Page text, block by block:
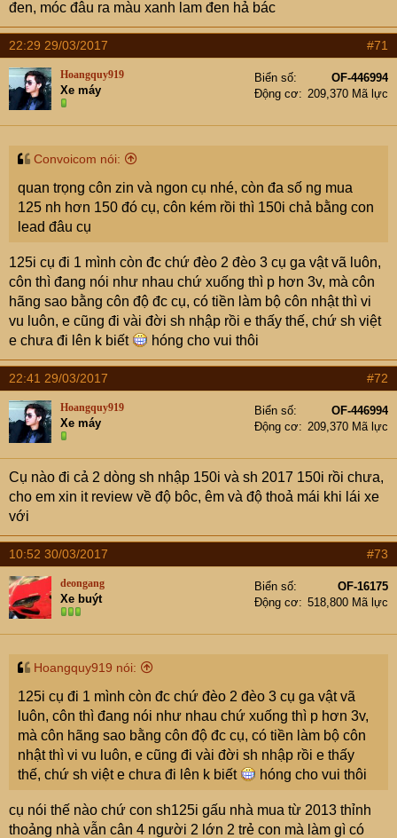
đen, móc đâu ra màu xanh lam đen hả bác
22:29 29/03/2017 #71
Hoangquy919
Xe máy
Biển số
OF-446994
Động cơ
209,370 Mã lực
Convoicom nói:
quan trọng côn zin và ngon cụ nhé, còn đa số ng mua
125 nh hơn 150 đó cụ, côn kém rồi thì 150i chả bằng con
lead đâu cụ
125i cụ đi 1 mình còn đc chứ đèo 2 đèo 3 cụ ga vật vã luôn,
côn thì đang nói như nhau chứ xuống thì p hơn 3v, mà côn
hãng sao bằng côn độ đc cụ, có tiền làm bộ côn nhật thì vi
vu luôn, e cũng đi vài đời sh nhập rồi e thấy thế, chứ sh việt
e chưa đi lên k biết
hóng cho vui thôi
22:41 29/03/2017 #72
Hoangquy919
Xe máy
Biển số
OF-446994
Động cơ
209,370 Mã lực
Cụ nào đi cả 2 dòng sh nhập 150i và sh 2017 150i rồi chưa,
cho em xin it review về độ bôc, êm và độ thoả mái khi lái xe
với
10:52 30/03/2017 #73
deongang
Xe buýt
Biển số
OF-16175
Động cơ
518,800 Mã lực
Hoangquy919 nói:
125i cụ đi 1 mình còn đc chứ đèo 2 đèo 3 cụ ga vật vã
luôn, côn thì đang nói như nhau chứ xuống thì p hơn 3v,
mà côn hãng sao bằng côn độ đc cụ, có tiền làm bộ côn
nhật thì vi vu luôn, e cũng đi vài đời sh nhập rồi e thấy
thế, chứ sh việt e chưa đi lên k biết
hóng cho vui thôi
cụ nói thế nào chứ con sh125i gấu nhà mua từ 2013 thỉnh
thoảng nhà vẫn cân 4 người 2 lớn 2 trẻ con mà làm gì có